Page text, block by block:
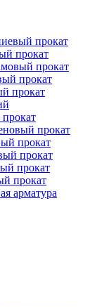
прокат
прокат
прокат
прокат
прокат
прокат
прокат
прокат
прокат
прокат
арматура